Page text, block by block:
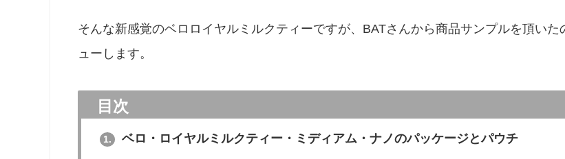
そんな新感覚のベロロイヤルミルクティーですが、BATさんから商品サンプルを頂いた
ューします。
目次
1. ベロ・ロイヤルミルクティー・ミディアム・ナノのパッケージとパウチ